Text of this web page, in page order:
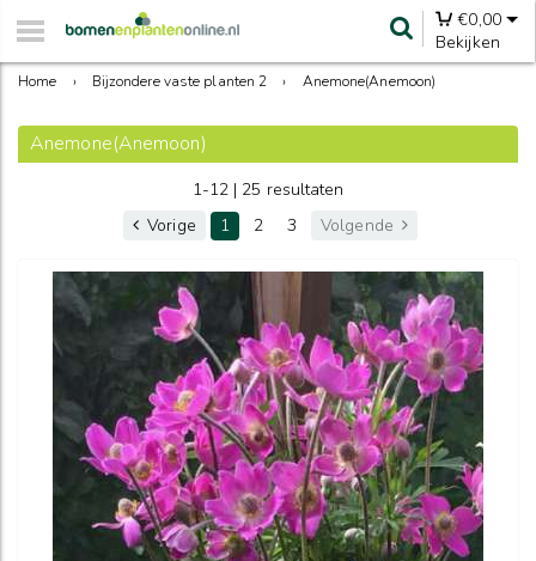
€0,00
Bekijken
Home › Bijzondere vaste planten 2 › Anemone(Anemoon)
Anemone(Anemoon)
1-12 | 25 resultaten
Vorige
1 2 3 Volgende